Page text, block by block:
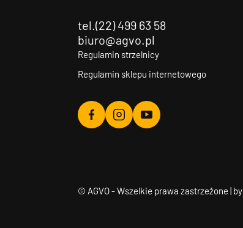
tel.(22) 499 63 58
biuro@agvo.pl
Regulamin strzelnicy
Regulamin sklepu internetowego
Agvo
Agvo
Agvo
© AGVO - Wszelkie prawa zastrzeżone | by